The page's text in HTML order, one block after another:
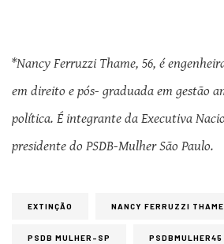
*Nancy Ferruzzi Thame, 56, é
em direito e pós- graduada em gestão
política. É integrante da Executiva
presidente do PSDB-Mulher São Paulo.
EXTINÇÃO NANCY FERRUZZI THAME
PSDB MULHER-SP PSDBMULHER45